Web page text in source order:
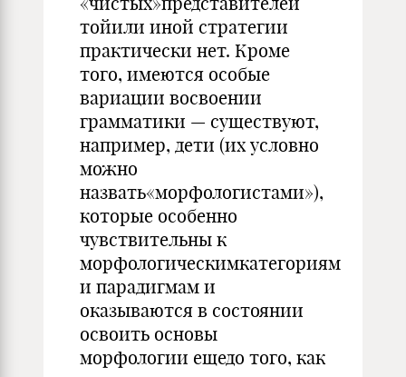
тойили иной стратегии
практически нет. Кроме
того, имеются особые
вариации восвоении
грамматики — существуют,
например, дети (их условно
можно
назвать«морфологистами»),
которые особенно
чувствительны к
морфологическимкатегориям
и парадигмам и
оказываются в состоянии
освоить основы
морфологии ещедо того, как